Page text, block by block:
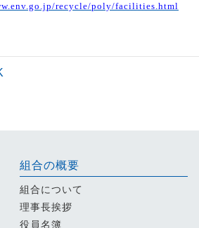
recycle/poly/facilities.html
組合の概要
組合について
理事長挨拶
役員名簿